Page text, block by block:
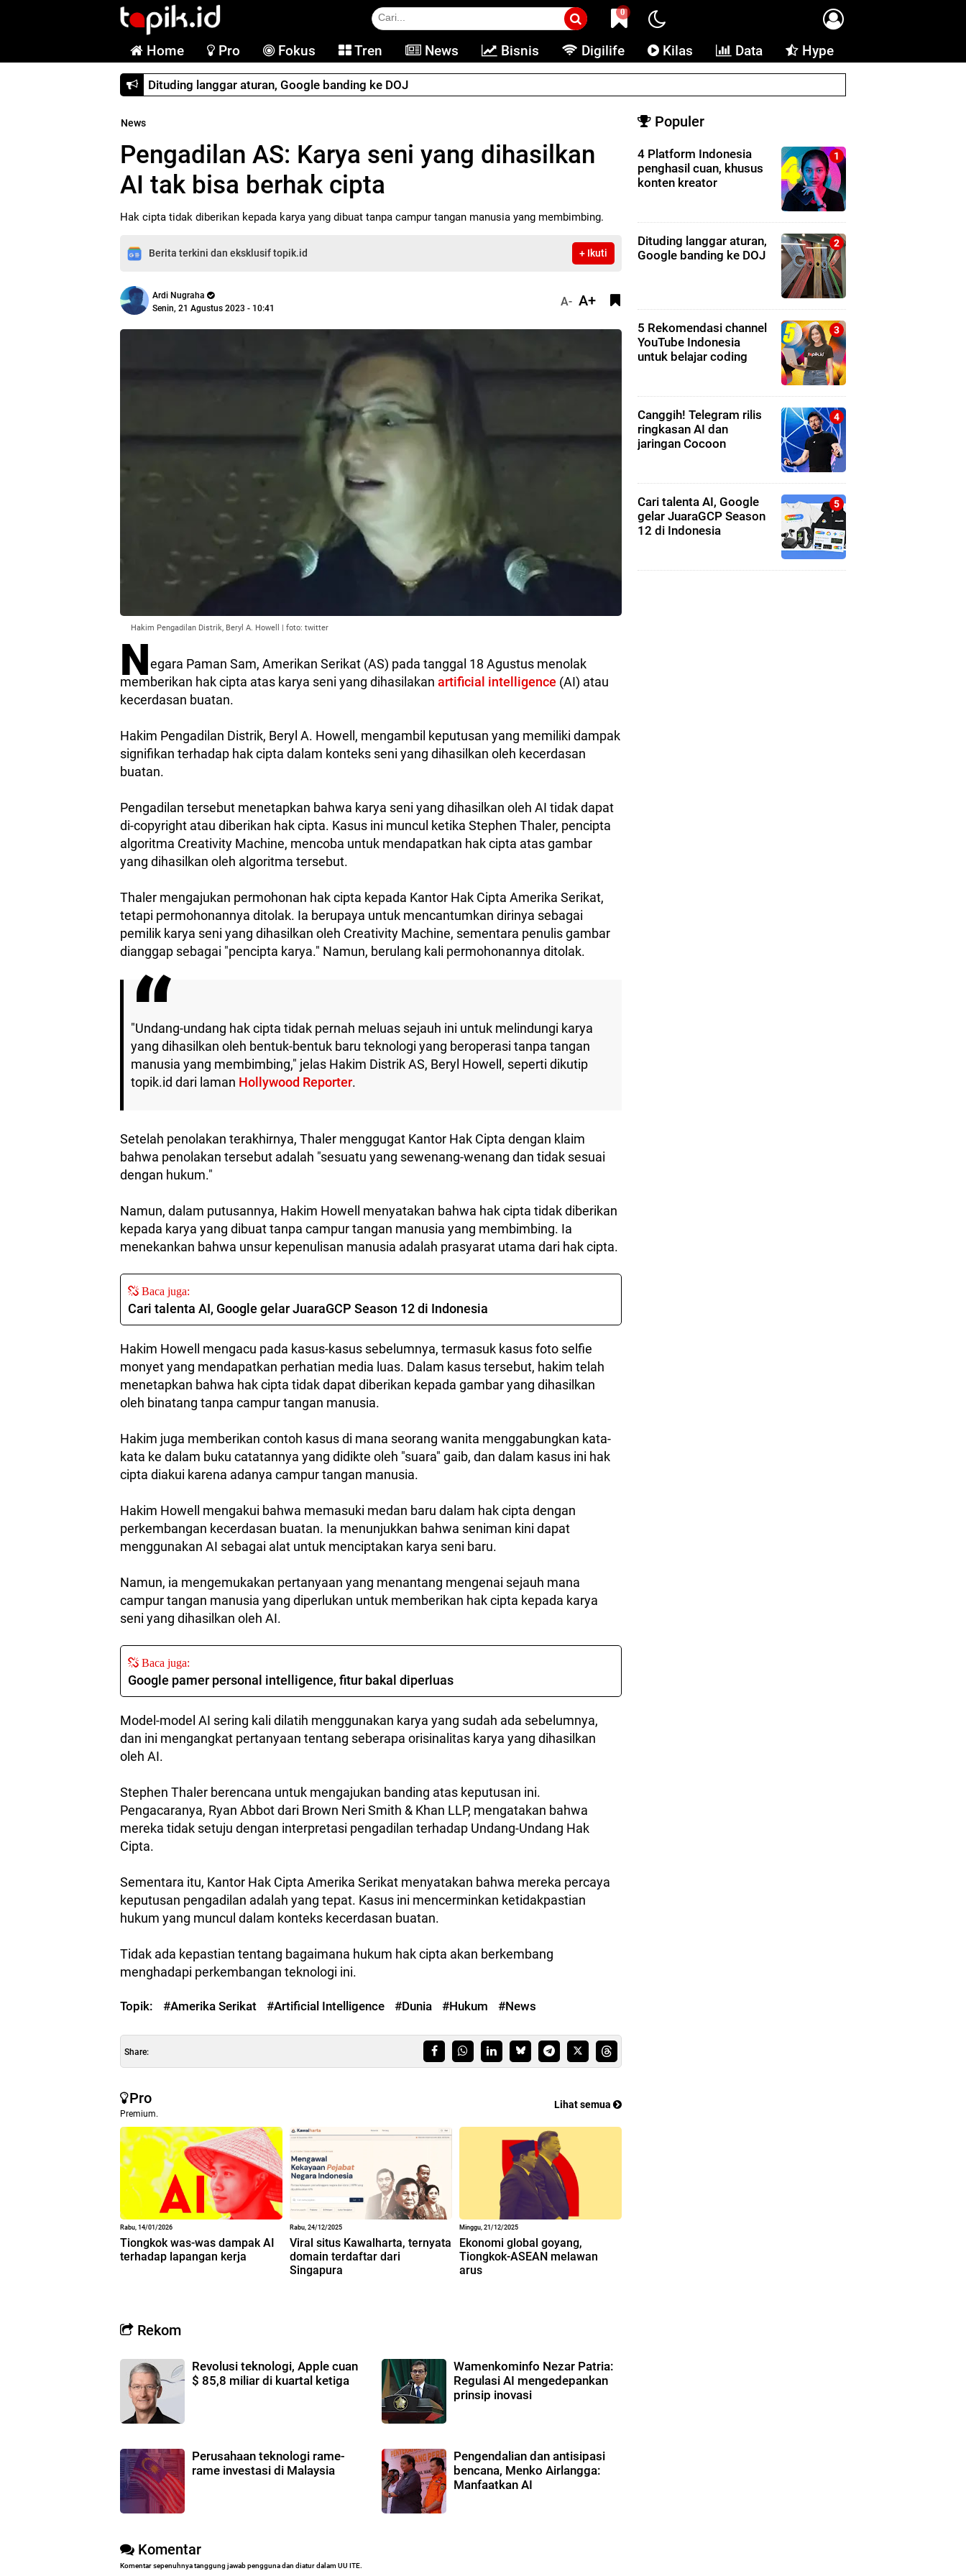
0
Home Pro Fokus Tren News Bisnis Digilife Kilas Data Hype
Dituding langgar aturan, Google banding ke DOJ
News
Pengadilan AS: Karya seni yang dihasilkan
AI tak bisa berhak cipta
Hak cipta tidak diberikan kepada karya yang dibuat tanpa campur tangan manusia yang membimbing.
Berita terkini dan eksklusif topik.id + Ikuti
Ardi Nugraha
Senin, 21 Agustus 2023 - 10:41
A- A+
Hakim Pengadilan Distrik, Beryl A. Howell | foto: twitter
Negara Paman Sam, Amerikan Serikat (AS) pada tanggal 18 Agustus menolak
memberikan hak cipta atas karya seni yang dihasilakan artificial intelligence (AI) atau
kecerdasan buatan.
Hakim Pengadilan Distrik, Beryl A. Howell, mengambil keputusan yang memiliki dampak
signifikan terhadap hak cipta dalam konteks seni yang dihasilkan oleh kecerdasan
buatan.
Pengadilan tersebut menetapkan bahwa karya seni yang dihasilkan oleh AI tidak dapat
di-copyright atau diberikan hak cipta. Kasus ini muncul ketika Stephen Thaler, pencipta
algoritma Creativity Machine, mencoba untuk mendapatkan hak cipta atas gambar
yang dihasilkan oleh algoritma tersebut.
Thaler mengajukan permohonan hak cipta kepada Kantor Hak Cipta Amerika Serikat,
tetapi permohonannya ditolak. Ia berupaya untuk mencantumkan dirinya sebagai
pemilik karya seni yang dihasilkan oleh Creativity Machine, sementara penulis gambar
dianggap sebagai "pencipta karya." Namun, berulang kali permohonannya ditolak.
"Undang-undang hak cipta tidak pernah meluas sejauh ini untuk melindungi karya
yang dihasilkan oleh bentuk-bentuk baru teknologi yang beroperasi tanpa tangan
manusia yang membimbing," jelas Hakim Distrik AS, Beryl Howell, seperti dikutip
topik.id dari laman Hollywood Reporter.
Setelah penolakan terakhirnya, Thaler menggugat Kantor Hak Cipta dengan klaim
bahwa penolakan tersebut adalah "sesuatu yang sewenang-wenang dan tidak sesuai
dengan hukum."
Namun, dalam putusannya, Hakim Howell menyatakan bahwa hak cipta tidak diberikan
kepada karya yang dibuat tanpa campur tangan manusia yang membimbing. Ia
menekankan bahwa unsur kepenulisan manusia adalah prasyarat utama dari hak cipta.
Baca juga:
Cari talenta AI, Google gelar JuaraGCP Season 12 di Indonesia
Hakim Howell mengacu pada kasus-kasus sebelumnya, termasuk kasus foto selfie
monyet yang mendapatkan perhatian media luas. Dalam kasus tersebut, hakim telah
menetapkan bahwa hak cipta tidak dapat diberikan kepada gambar yang dihasilkan
oleh binatang tanpa campur tangan manusia.
Hakim juga memberikan contoh kasus di mana seorang wanita menggabungkan kata-
kata ke dalam buku catatannya yang didikte oleh "suara" gaib, dan dalam kasus ini hak
cipta diakui karena adanya campur tangan manusia.
Hakim Howell mengakui bahwa memasuki medan baru dalam hak cipta dengan
perkembangan kecerdasan buatan. Ia menunjukkan bahwa seniman kini dapat
menggunakan AI sebagai alat untuk menciptakan karya seni baru.
Namun, ia mengemukakan pertanyaan yang menantang mengenai sejauh mana
campur tangan manusia yang diperlukan untuk memberikan hak cipta kepada karya
seni yang dihasilkan oleh AI.
Baca juga:
Google pamer personal intelligence, fitur bakal diperluas
Model-model AI sering kali dilatih menggunakan karya yang sudah ada sebelumnya,
dan ini mengangkat pertanyaan tentang seberapa orisinalitas karya yang dihasilkan
oleh AI.
Stephen Thaler berencana untuk mengajukan banding atas keputusan ini.
Pengacaranya, Ryan Abbot dari Brown Neri Smith & Khan LLP, mengatakan bahwa
mereka tidak setuju dengan interpretasi pengadilan terhadap Undang-Undang Hak
Cipta.
Sementara itu, Kantor Hak Cipta Amerika Serikat menyatakan bahwa mereka percaya
keputusan pengadilan adalah yang tepat. Kasus ini mencerminkan ketidakpastian
hukum yang muncul dalam konteks kecerdasan buatan.
Tidak ada kepastian tentang bagaimana hukum hak cipta akan berkembang
menghadapi perkembangan teknologi ini.
Topik: #Amerika Serikat #Artificial Intelligence #Dunia #Hukum #News
Share:
Pro
Premium.
Lihat semua
Rabu, 14/01/2026
Tiongkok was-was dampak AI
terhadap lapangan kerja
Rabu, 24/12/2025
Viral situs Kawalharta, ternyata
domain terdaftar dari
Singapura
Minggu, 21/12/2025
Ekonomi global goyang,
Tiongkok-ASEAN melawan
arus
Rekom
Revolusi teknologi, Apple cuan
$ 85,8 miliar di kuartal ketiga
Wamenkominfo Nezar Patria:
Regulasi AI mengedepankan
prinsip inovasi
Perusahaan teknologi rame-
rame investasi di Malaysia
Pengendalian dan antisipasi
bencana, Menko Airlangga:
Manfaatkan AI
Komentar
Komentar sepenuhnya tanggung jawab pengguna dan diatur dalam UU ITE.
Populer
4 Platform Indonesia
penghasil cuan, khusus
konten kreator
Dituding langgar aturan,
Google banding ke DOJ
5 Rekomendasi channel
YouTube Indonesia
untuk belajar coding
Canggih! Telegram rilis
ringkasan AI dan
jaringan Cocoon
Cari talenta AI, Google
gelar JuaraGCP Season
12 di Indonesia